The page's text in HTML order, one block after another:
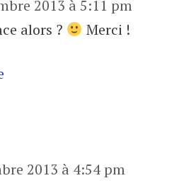
2013 à 5:11 pm
alors ?
Merci !
2013 à 4:54 pm